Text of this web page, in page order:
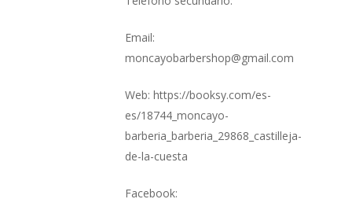
Email:
moncayobarbershop@gmail.com
Web: https://booksy.com/es-
es/18744_moncayo-
barberia_barberia_29868_castilleja-
de-la-cuesta
Facebook: